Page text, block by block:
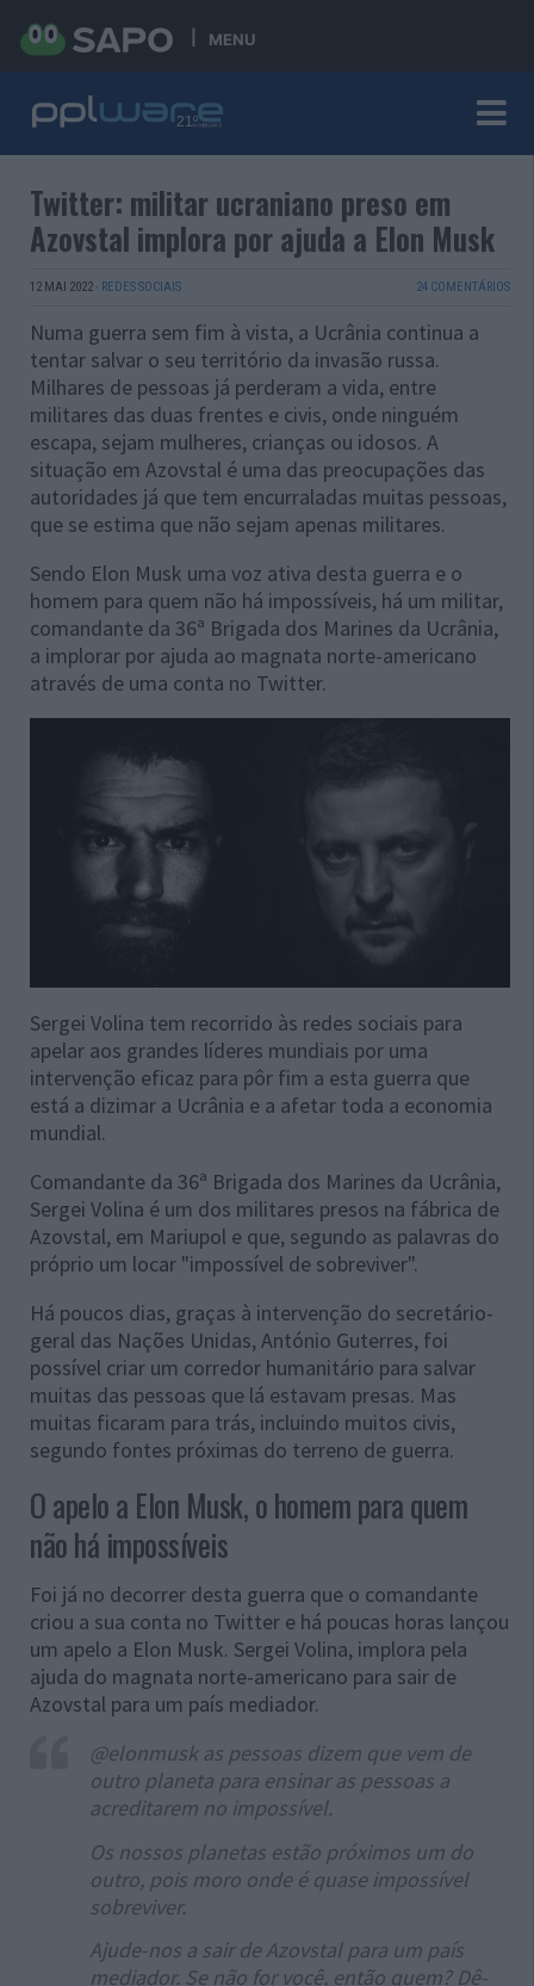
MENU
Twitter: militar ucraniano preso em
Azovstal implora por ajuda a Elon Musk
12 MAI 2022 · REDES SOCIAIS 24 COMENTÁRIOS
Numa guerra sem fim à vista, a Ucrânia continua a
tentar salvar o seu território da invasão russa.
Milhares de pessoas já perderam a vida, entre
militares das duas frentes e civis, onde ninguém
escapa, sejam mulheres, crianças ou idosos. A
situação em Azovstal é uma das preocupações das
autoridades já que tem encurraladas muitas pessoas,
que se estima que não sejam apenas militares.
Sendo Elon Musk uma voz ativa desta guerra e o
homem para quem não há impossíveis, há um militar,
comandante da 36ª Brigada dos Marines da Ucrânia,
a implorar por ajuda ao magnata norte-americano
através de uma conta no Twitter.
Sergei Volina tem recorrido às redes sociais para
apelar aos grandes líderes mundiais por uma
intervenção eficaz para pôr fim a esta guerra que
está a dizimar a Ucrânia e a afetar toda a economia
mundial.
Comandante da 36ª Brigada dos Marines da Ucrânia,
Sergei Volina é um dos militares presos na fábrica de
Azovstal, em Mariupol e que, segundo as palavras do
próprio um locar "impossível de sobreviver".
Há poucos dias, graças à intervenção do secretário-
geral das Nações Unidas, António Guterres, foi
possível criar um corredor humanitário para salvar
muitas das pessoas que lá estavam presas. Mas
muitas ficaram para trás, incluindo muitos civis,
segundo fontes próximas do terreno de guerra.
O apelo a Elon Musk, o homem para quem
não há impossíveis
Foi já no decorrer desta guerra que o comandante
criou a sua conta no Twitter e há poucas horas lançou
um apelo a Elon Musk. Sergei Volina, implora pela
ajuda do magnata norte-americano para sair de
Azovstal para um país mediador.
@elonmusk as pessoas dizem que vem de
outro planeta para ensinar as pessoas a
acreditarem no impossível.
Os nossos planetas estão próximos um do
outro, pois moro onde é quase impossível
sobreviver.
Ajude-nos a sair de Azovstal para um país
mediador. Se não for você, então quem? Dê-